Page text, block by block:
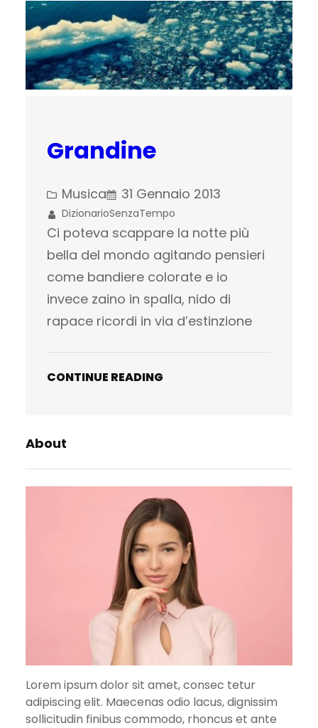
Grandine
Musica 31 Gennaio 2013
DizionarioSenzaTempo
Ci poteva scappare la notte più
bella del mondo agitando pensieri
come bandiere colorate e io
invece zaino in spalla, nido di
rapace ricordi in via d’estinzione
CONTINUE READING
About
Lorem ipsum dolor sit amet, consec tetur
adipiscing elit. Maecenas odio lacus, dignissim
sollicitudin finibus commodo, rhoncus et ante